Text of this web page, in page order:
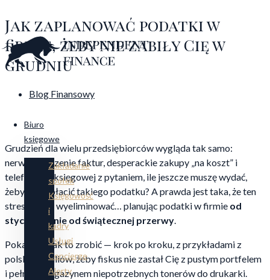
do
treści
Biuro
księgowe
Zakładanie
spółek
Księgowość
i
kadry
Usługi
Concierge
Alerty
Jak zaplanować podatki w
firmie, żeby nie zabiły Cię w
grudniu
Blog Finansowy
Grudzień dla wielu przedsiębiorców wygląda tak samo:
nerwowe liczenie faktur, desperackie zakupy „na koszt” i
telefony do księgowej z pytaniem, ile jeszcze muszę wydać,
żeby nie zapłacić takiego podatku? A prawda jest taka, że ten
stres można wyeliminować… planując podatki w firmie od
stycznia, a nie od świątecznej przerwy.
Pokażę Ci, jak to zrobić — krok po kroku, z przykładami z
polskich realiów, żeby fiskus nie zastał Cię z pustym portfelem
i pełnym magazynem niepotrzebnych tonerów do drukarki.